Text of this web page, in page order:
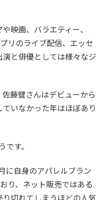
映画、バラエティー、
リのライブ配信、エッセ
と俳優としては様々なジ
藤健さんはデビューから
いなかった年はほぼあり
す。
に自身のアパレルブラン
り、ネット販売ではある
切れてしまうほどの人気